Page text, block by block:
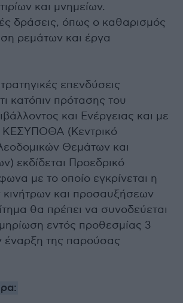
και μνημείων.
δράσεις, όπως ο καθαρισμός
ρεμάτων και έργα
επενδύσεις
κατόπιν πρότασης του
και Ενέργειας και με
ΚΕΣΥΠΟΘΑ (Κεντρικό
Θεμάτων και
εκδίδεται Προεδρικό
με το οποίο εγκρίνεται η
και προσαυξήσεων
θα πρέπει να συνοδεύεται
εντός προθεσμίας 3
έναρξη της παρούσας